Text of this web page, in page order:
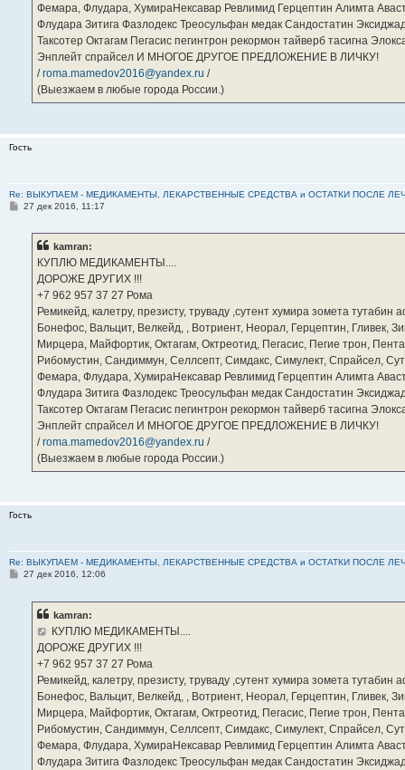
Фемара, Флудара, ХумираНексавар Ревлимид Герцептин Алимта
Флудара Зитига Фазлодекс Треосульфан медак Сандостатин
Таксотер Октагам Пегасис пегинтрон рекормон тайверб тасигна
Энплейт спрайсел И МНОГОЕ ДРУГОЕ ПРЕДЛОЖЕНИЕ В ЛИЧКУ!
/roma.mamedov2016@yandex.ru /
(Выезжаем в любые города России.)
Гость
Re: ВЫКУПАЕМ - МЕДИКАМЕНТЫ, ЛЕКАРСТВЕННЫЕ СРЕДСТВА и ОСТАТКИ ПОСЛЕ
С27 дек 2016, 11:17
kamran:
КУПЛЮ МЕДИКАМЕНТЫ....
ДОРОЖЕ ДРУГИХ !!!
‪+7 962 957 37 27‬ Рома
Ремикейд, калетру, презисту, труваду ,сутент хумира зомета
Бонефос, Вальцит, Велкейд, , Вотриент, Неорал, Герцептин, Гливек,
Мирцера, Майфортик, Октагам, Октреотид, Пегасис, Пегие трон,
Рибомустин, Сандиммун, Селлсепт, Симдакс, Симулект, Спрайсел,
Фемара, Флудара, ХумираНексавар Ревлимид Герцептин Алимта
Флудара Зитига Фазлодекс Треосульфан медак Сандостатин
Таксотер Октагам Пегасис пегинтрон рекормон тайверб тасигна
Энплейт спрайсел И МНОГОЕ ДРУГОЕ ПРЕДЛОЖЕНИЕ В ЛИЧКУ!
/roma.mamedov2016@yandex.ru /
(Выезжаем в любые города России.)
Гость
Re: ВЫКУПАЕМ - МЕДИКАМЕНТЫ, ЛЕКАРСТВЕННЫЕ СРЕДСТВА и ОСТАТКИ ПОСЛЕ
С27 дек 2016, 12:06
kamran:
КУПЛЮ МЕДИКАМЕНТЫ....
ДОРОЖЕ ДРУГИХ !!!
‪+7 962 957 37 27‬ Рома
Ремикейд, калетру, презисту, труваду ,сутент хумира зомета
Бонефос, Вальцит, Велкейд, , Вотриент, Неорал, Герцептин, Гливек,
Мирцера, Майфортик, Октагам, Октреотид, Пегасис, Пегие трон,
Рибомустин, Сандиммун, Селлсепт, Симдакс, Симулект, Спрайсел,
Фемара, Флудара, ХумираНексавар Ревлимид Герцептин Алимта
Флудара Зитига Фазлодекс Треосульфан медак Сандостатин